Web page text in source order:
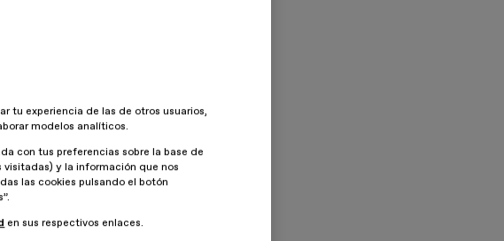
de
macro, que
en
en casa,
se produce
mediante
La Nueva
producido
tu experiencia de las de otros usuarios,
modelos analíticos.
con tus preferencias sobre la base de
y la información que nos
las cookies pulsando el botón
en sus respectivos enlaces.